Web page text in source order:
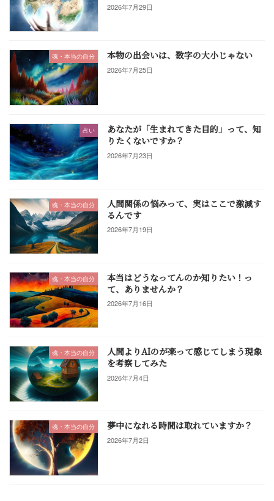
2026年7月29日
魂・本当の自分 本物の出会いは、数字の大小じゃない
2026年7月25日
占い
あなたが「生まれてきた目的」って、知
りたくないですか？
2026年7月23日
魂・本当の自分
人間関係の悩みって、実はここで激減す
るんです
2026年7月19日
魂・本当の自分
本当はどうなってんのか知りたい！っ
て、ありませんか？
2026年7月16日
魂・本当の自分
人間よりAIのが楽って感じてしまう現象
を考察してみた
2026年7月4日
魂・本当の自分 夢中になれる時間は取れていますか？
2026年7月2日